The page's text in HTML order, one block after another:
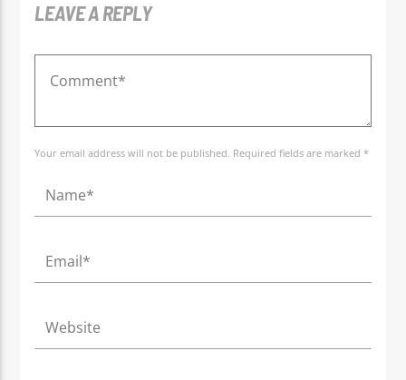
LEAVE A REPLY
Your email address will not be published. Required fields are marked *